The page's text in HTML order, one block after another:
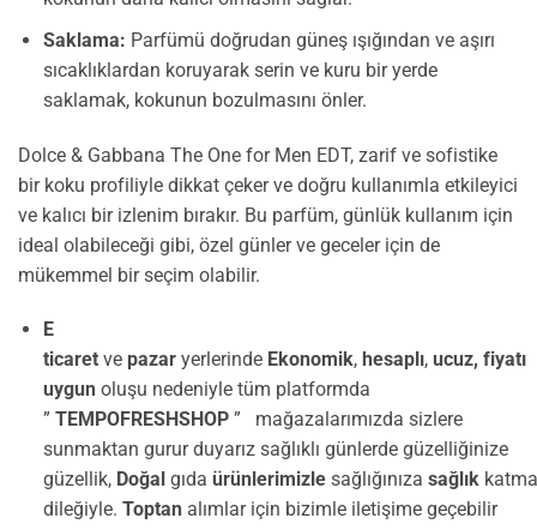
Saklama: Parfümü doğrudan güneş ışığından ve aşırı
sıcaklıklardan koruyarak serin ve kuru bir yerde
saklamak, kokunun bozulmasını önler.
Dolce & Gabbana The One for Men EDT, zarif ve sofistike
bir koku profiliyle dikkat çeker ve doğru kullanımla etkileyici
ve kalıcı bir izlenim bırakır. Bu parfüm, günlük kullanım için
ideal olabileceği gibi, özel günler ve geceler için de
mükemmel bir seçim olabilir.
E
ticaretve pazaryerlerinde Ekonomik, hesaplı, ucuz, fiyatı
uygun oluşu nedeniyle tüm platformda
” TEMPOFRESHSHOP” mağazalarımızda sizlere
sunmaktan gurur duyarız sağlıklı günlerde güzelliğinize
güzellik, Doğal gıda ürünlerimizlesağlığınıza sağlık
dileğiyle. Toptan alımlar için bizimle iletişime geçebilir